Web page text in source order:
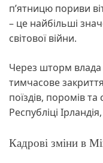
п’ятницю пориви
– це найбільші
світової війни.
Через шторм
тимчасове
поїздів, поромів та
Республіці
Кадрові зміни в